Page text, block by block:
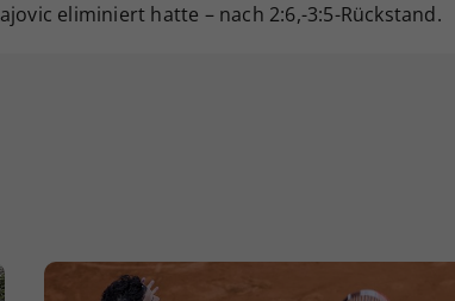
eliminiert hatte – nach 2:6,-3:5-Rückstand.